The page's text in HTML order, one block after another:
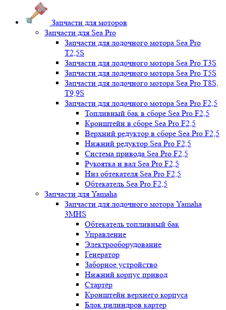
Запчасти для моторов
Запчасти для Sea Pro
Запчасти для лодочного мотора Sea Pro
Т2,5S
Запчасти для лодочного мотора Sea Pro Т3S
Запчасти для лодочного мотора Sea Pro Т5S
Запчасти для лодочного мотора Sea Pro Т8S,
T9,9S
Запчасти для лодочного мотора Sea Pro F2,5
Топливный бак в сборе Sea Pro F2,5
Кронштейн в сборе Sea Pro F2,5
Верхний редуктор в сборе Sea Pro F2,5
Нижний редуктор Sea Pro F2,5
Система привода Sea Pro F2,5
Рукоятка и вал Sea Pro F2,5
Низ обтекателя Sea Pro F2,5
Обтекатель Sea Pro F2,5
Запчасти для Yamaha
Запчасти для лодочного мотора Yamaha
3MHS
Обтекатель топливный бак
Управление
Электрооборудование
Генератор
Заборное устройство
Нижний корпус привод
Стартёр
Кронштейн верхнего корпуса
Блок цилиндров картер